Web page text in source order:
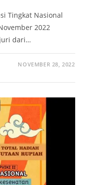
Tingkat Nasional
2022
dari…
NOVEMBER 28, 2022